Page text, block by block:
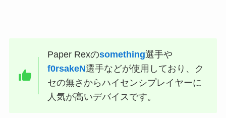
Paper Rexのsomething選手や
f0rsakeN選手などが使用しており、ク
セの無さからハイセンシプレイヤーに
人気が高いデバイスです。